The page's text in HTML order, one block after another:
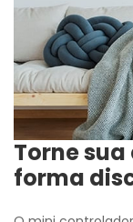
Torne
forma